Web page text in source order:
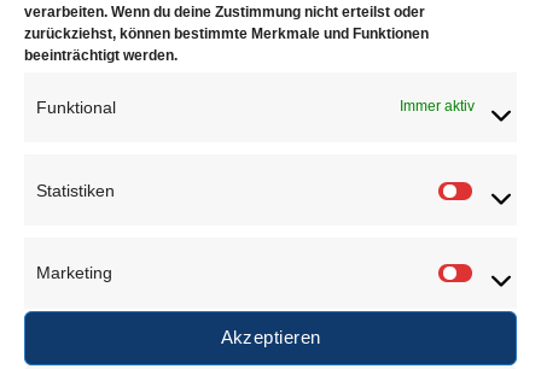
verarbeiten. Wenn du deine Zustimmung nicht erteilst oder
zurückziehst, können bestimmte Merkmale und Funktionen
beeinträchtigt werden.
Funktional Immer aktiv
Statistiken
Marketing
Akzeptieren
Drahtstärken:
Ø 5.00mm = 0.70 mm
Ø 6.00mm = 0.80 mm